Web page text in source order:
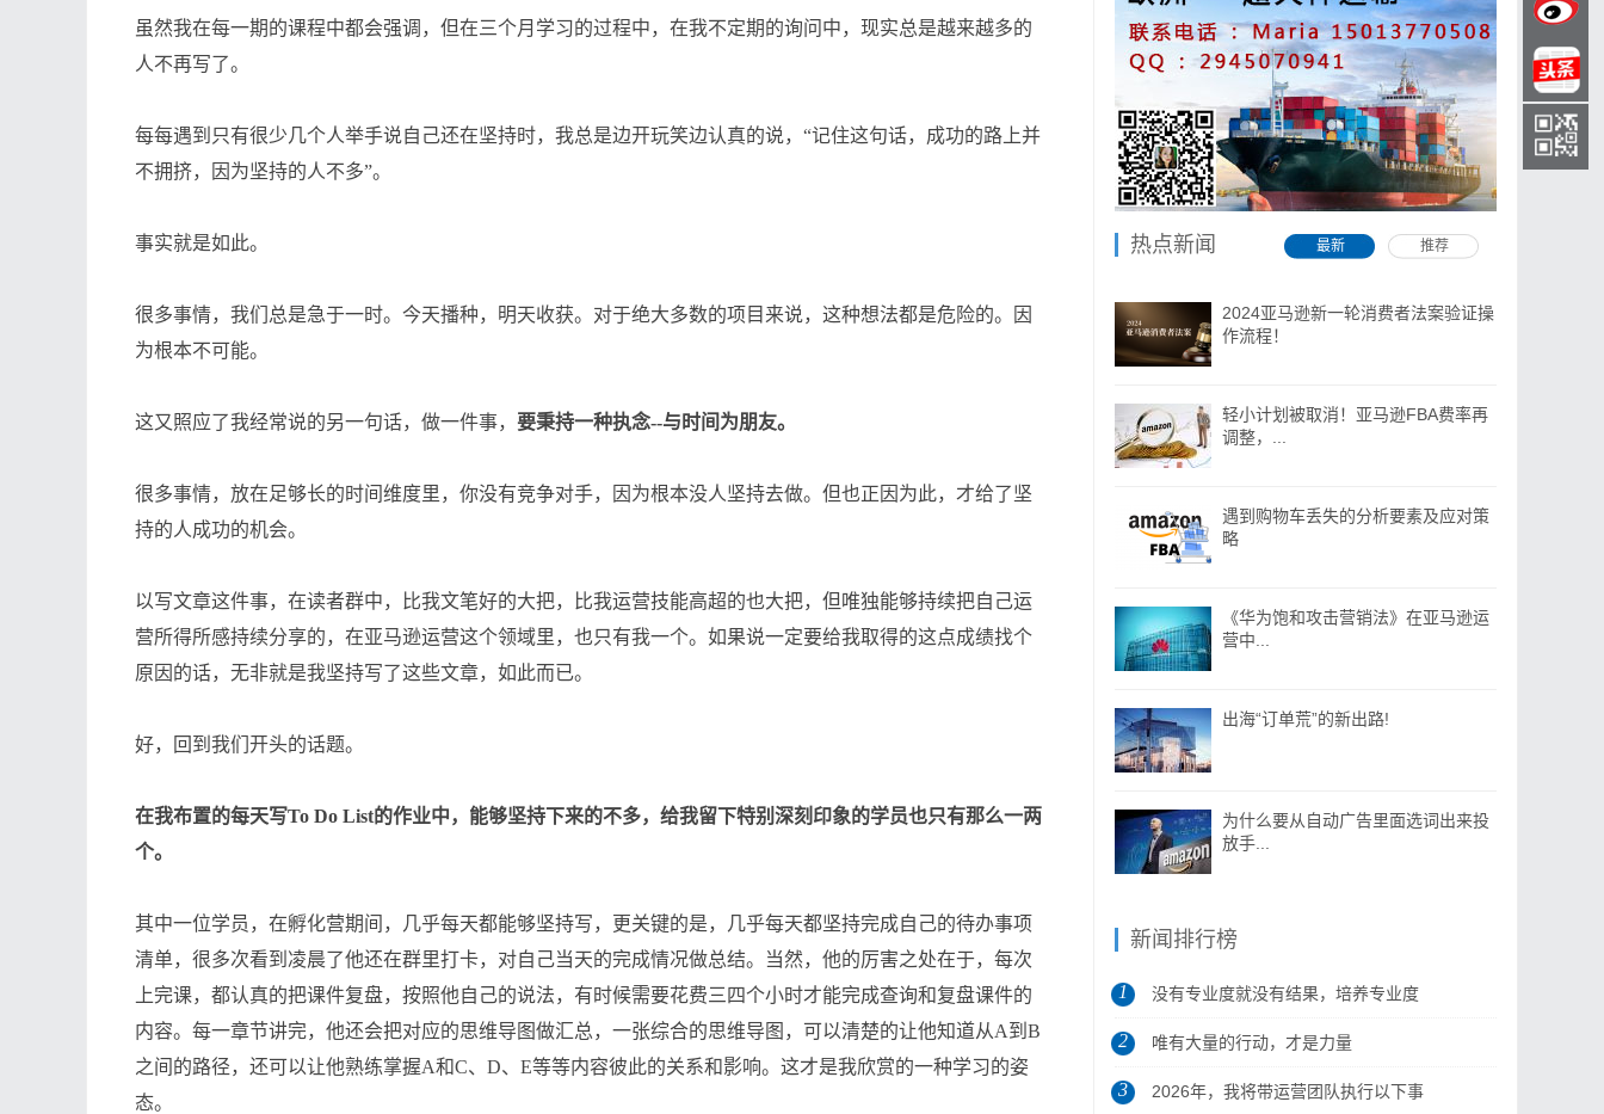
虽然我在每一期的课程中都会强调，但在三个月学习的过程中，在我不定期的询问中，现实总是越来越多的
人不再写了。
每每遇到只有很少几个人举手说自己还在坚持时，我总是边开玩笑边认真的说，“记住这句话，成功的路上并
不拥挤，因为坚持的人不多”。
事实就是如此。
很多事情，我们总是急于一时。今天播种，明天收获。对于绝大多数的项目来说，这种想法都是危险的。因
为根本不可能。
这又照应了我经常说的另一句话，做一件事， 要秉持一种执念--与时间为朋友。
很多事情，放在足够长的时间维度里，你没有竞争对手，因为根本没人坚持去做。但也正因为此，才给了坚
持的人成功的机会。
以写文章这件事，在读者群中，比我文笔好的大把，比我运营技能高超的也大把，但唯独能够持续把自己运
营所得所感持续分享的，在亚马逊运营这个领域里，也只有我一个。如果说一定要给我取得的这点成绩找个
原因的话，无非就是我坚持写了这些文章，如此而已。
好，回到我们开头的话题。
在我布置的每天写To Do List的作业中，能够坚持下来的不多，给我留下特别深刻印象的学员也只有那么一两
个。
其中一位学员，在孵化营期间，几乎每天都能够坚持写，更关键的是，几乎每天都坚持完成自己的待办事项
清单，很多次看到凌晨了他还在群里打卡，对自己当天的完成情况做总结。当然，他的厉害之处在于，每次
上完课，都认真的把课件复盘，按照他自己的说法，有时候需要花费三四个小时才能完成查询和复盘课件的
内容。每一章节讲完，他还会把对应的思维导图做汇总，一张综合的思维导图，可以清楚的让他知道从A到B
之间的路径，还可以让他熟练掌握A和C、D、E等等内容彼此的关系和影响。这才是我欣赏的一种学习的姿
态。
热点新闻 最新 推荐
2024亚马逊新一轮消费者法案验证操
作流程！
轻小计划被取消！亚马逊FBA费率再
调整，...
遇到购物车丢失的分析要素及应对策
略
《华为饱和攻击营销法》在亚马逊运
营中...
出海“订单荒”的新出路!
为什么要从自动广告里面选词出来投
放手...
新闻排行榜
1 没有专业度就没有结果，培养专业度
是做...
2 唯有大量的行动，才是力量
3 2026年，我将带运营团队执行以下事